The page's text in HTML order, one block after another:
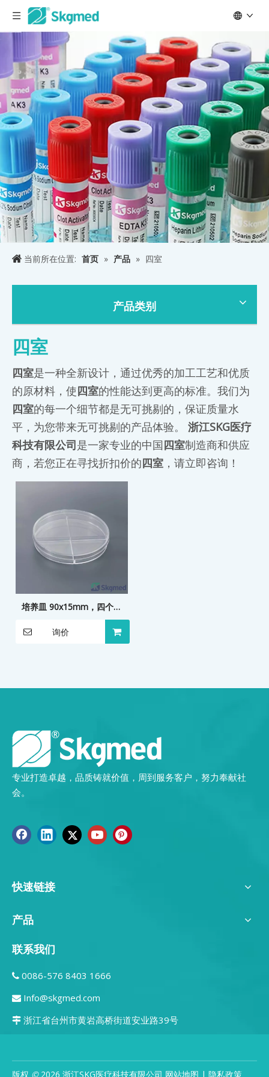
当前所在位置: 首页 » 产品 » 四室
产品类别
四室
四室是一种全新设计，通过优秀的加工工艺和优质
的原材料，使四室的性能达到更高的标准。我们为
四室的每一个细节都是无可挑剔的，保证质量水
平，为您带来无可挑剔的产品体验。 浙江SKG医疗
科技有限公司是一家专业的中国四室制造商和供应
商，若您正在寻找折扣价的四室 ，请立即咨询！
培养皿 90x15mm，四个隔
询价
专业打造卓越，品质铸就价值，周到服务客户，努力奉献社
会。
快速链接
产品
联系我们
 0086-576 8403 1666
 Info@skgmed.com
 浙江省台州市黄岩高桥街道安业路39号
版权 © 2026 浙江SKG医疗科技有限公司 网站地图 | 隐私政策